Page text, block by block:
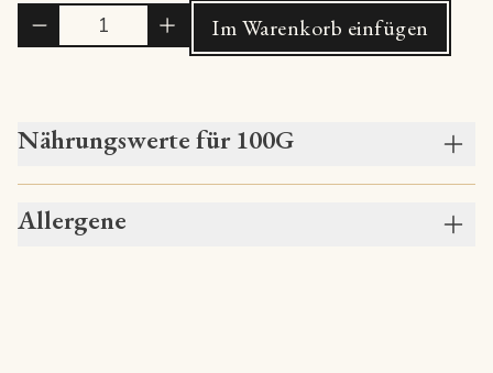
Im Warenkorb einfügen
Nährungswerte für 100G
Allergene